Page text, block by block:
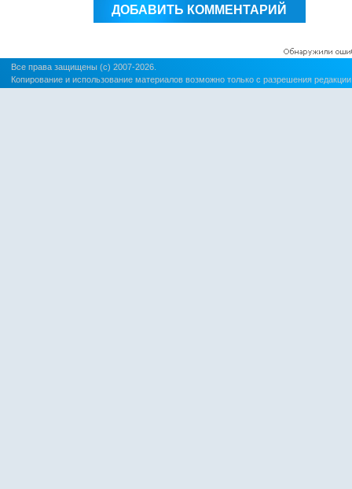
Все права защищены (c) 2007-2026.
Копирование и использование материалов возможно только с разрешения